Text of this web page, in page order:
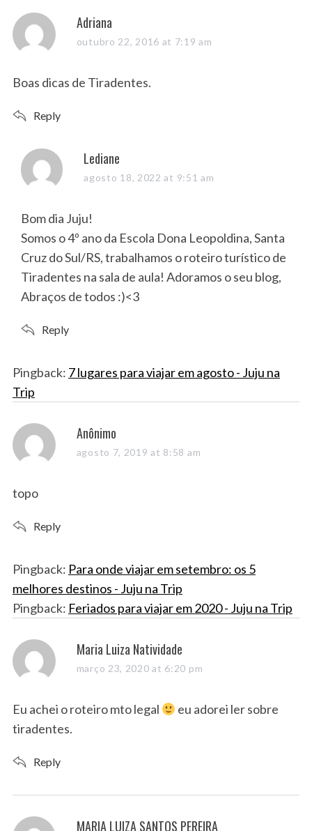
s
a
s
Adriana
outubro 22, 2016 at 7:19 am
Boas dicas de Tiradentes.
Reply
s
a
s
:
Lediane
agosto 18, 2022 at 9:51 am
Bom dia Juju!
Somos o 4º ano da Escola Dona Leopoldina, Santa
Cruz do Sul/RS, trabalhamos o roteiro turístico de
Tiradentes na sala de aula! Adoramos o seu blog,
Abraços de todos :)<3
Reply
Pingback: 7 lugares para viajar em agosto - Juju na
Trip
s
a
Anônimo
agosto 7, 2019 at 8:58 am
topo
Reply
Pingback: Para onde viajar em setembro: os 5
melhores destinos - Juju na Trip
Pingback: Feriados para viajar em 2020 - Juju na Trip
s
a
s
Maria Luiza Natividade
março 23, 2020 at 6:20 pm
Eu achei o roteiro mto legal
eu adorei ler sobre
tiradentes.
Reply
s
MARIA LUIZA SANTOS PEREIRA